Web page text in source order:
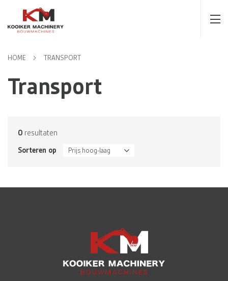
HOME TRANSPORT
Transport
0 resultaten
Sorteren op
Prijs hoog-laag